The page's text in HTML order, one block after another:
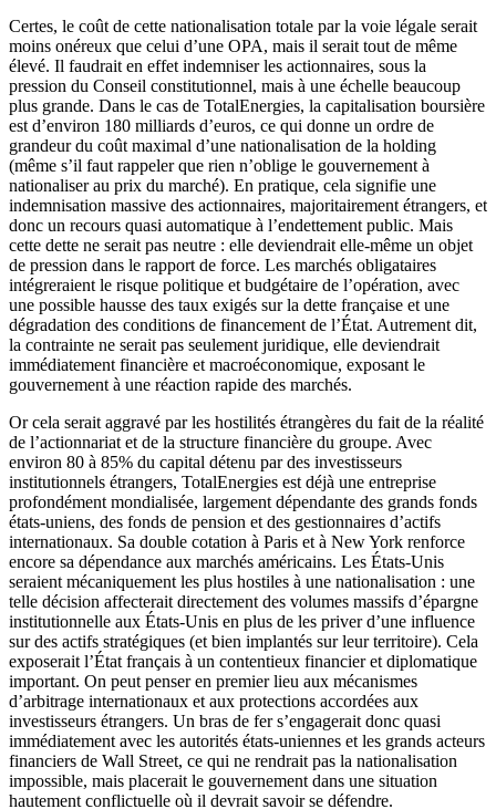
Certes, le coût de cette nationalisation totale par la voie légale serait
moins onéreux que celui d’une OPA, mais il serait tout de même
élevé. Il faudrait en effet indemniser les actionnaires, sous la
pression du Conseil constitutionnel, mais à une échelle beaucoup
plus grande. Dans le cas de TotalEnergies, la capitalisation boursière
est d’environ 180 milliards d’euros, ce qui donne un ordre de
grandeur du coût maximal d’une nationalisation de la holding
(même s’il faut rappeler que rien n’oblige le gouvernement à
nationaliser au prix du marché). En pratique, cela signifie une
indemnisation massive des actionnaires, majoritairement étrangers, et
donc un recours quasi automatique à l’endettement public. Mais
cette dette ne serait pas neutre : elle deviendrait elle-même un objet
de pression dans le rapport de force. Les marchés obligataires
intégreraient le risque politique et budgétaire de l’opération, avec
une possible hausse des taux exigés sur la dette française et une
dégradation des conditions de financement de l’État. Autrement dit,
la contrainte ne serait pas seulement juridique, elle deviendrait
immédiatement financière et macroéconomique, exposant le
gouvernement à une réaction rapide des marchés.
Or cela serait aggravé par les hostilités étrangères du fait de la réalité
de l’actionnariat et de la structure financière du groupe. Avec
environ 80 à 85% du capital détenu par des investisseurs
institutionnels étrangers, TotalEnergies est déjà une entreprise
profondément mondialisée, largement dépendante des grands fonds
états-uniens, des fonds de pension et des gestionnaires d’actifs
internationaux. Sa double cotation à Paris et à New York renforce
encore sa dépendance aux marchés américains. Les États-Unis
seraient mécaniquement les plus hostiles à une nationalisation : une
telle décision affecterait directement des volumes massifs d’épargne
institutionnelle aux États-Unis en plus de les priver d’une influence
sur des actifs stratégiques (et bien implantés sur leur territoire). Cela
exposerait l’État français à un contentieux financier et diplomatique
important. On peut penser en premier lieu aux mécanismes
d’arbitrage internationaux et aux protections accordées aux
investisseurs étrangers. Un bras de fer s’engagerait donc quasi
immédiatement avec les autorités états-uniennes et les grands acteurs
financiers de Wall Street, ce qui ne rendrait pas la nationalisation
impossible, mais placerait le gouvernement dans une situation
hautement conflictuelle où il devrait savoir se défendre.